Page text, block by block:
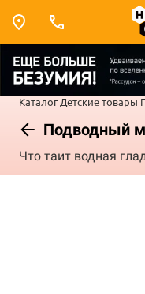
Каталог Детские товары
Подводный
Что таит водная